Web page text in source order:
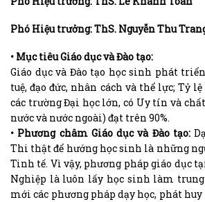
Phó Hiệu trưởng: ThS. Nguyễn Thu
• Mục tiêu Giáo dục và Đào tạo:
Giáo dục và Đào tạo học sinh phát
tuệ, đạo đức, nhân cách và thể lực; Tỷ
các trường Đại học lớn, có Uy tín và
nước và nước ngoài) đạt trên 90%.
• Phương châm Giáo dục và Đào tạo:
Thi thật để hướng học sinh là những
Tinh tế. Vì vậy, phương pháp giáo dục
Nghiệp là luôn lấy học sinh làm
mới các phương pháp dạy học, phát